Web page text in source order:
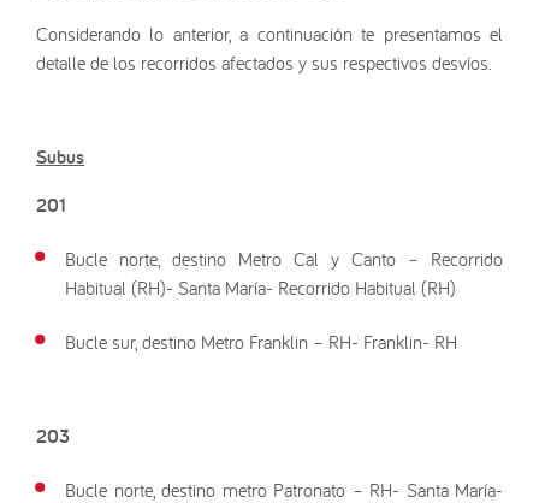
Considerando lo anterior, a continuación te presentamos el
detalle de los recorridos afectados y sus respectivos desvíos.
Subus
201
Bucle norte, destino Metro Cal y Canto – Recorrido
Habitual (RH)- Santa María- Recorrido Habitual (RH)
Bucle sur, destino Metro Franklin – RH- Franklin- RH
203
Bucle norte, destino metro Patronato – RH- Santa María-